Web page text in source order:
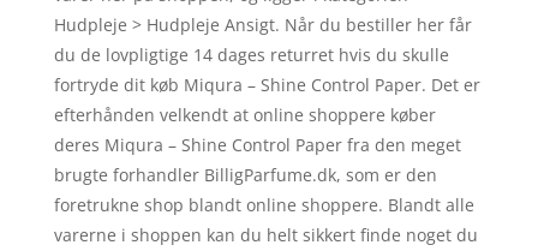
Hudpleje > Hudpleje Ansigt. Når du bestiller her får
du de lovpligtige 14 dages returret hvis du skulle
fortryde dit køb Miqura – Shine Control Paper. Det er
efterhånden velkendt at online shoppere køber
deres Miqura – Shine Control Paper fra den meget
brugte forhandler BilligParfume.dk, som er den
foretrukne shop blandt online shoppere. Blandt alle
varerne i shoppen kan du helt sikkert finde noget du